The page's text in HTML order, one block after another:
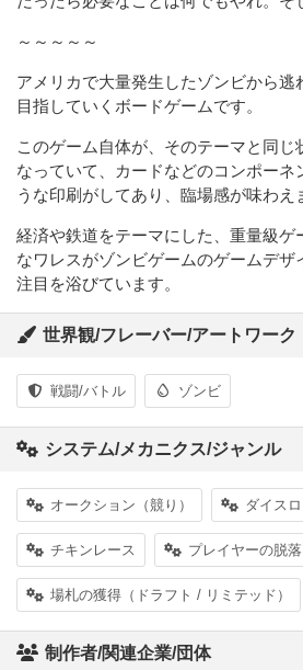
～～～～～
アメリカで大量発生したゾンビから逃
目指していくボードゲームです。
このゲーム自体が、そのテーマと同じ
なっていて、カードなどのコンポーネ
うな印刷がしてあり、臨場感が味わえ
経済や鉄道をテーマにした、重量級ゲ
なワレスがゾンビゲームのゲームデザ
注目を浴びています。
世界観/フレーバー/アートワーク
戦闘/バトル ゾンビ
システム/メカニクス/ジャンル
オークション（競り） ダイス
チキンレース プレイヤーの脱落
場札の獲得（ドラフト / リミテッド）
制作者/関連企業/団体